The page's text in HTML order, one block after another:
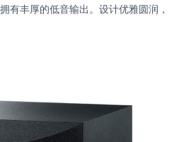
有丰厚的低音输出。设计优雅圆润，